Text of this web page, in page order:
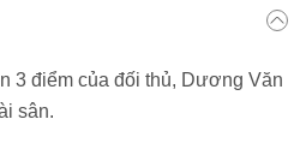
3 điểm của đối thủ, Dương Văn
sân.